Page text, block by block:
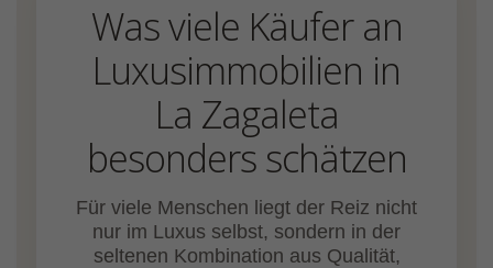
Was viele Käufer an
Luxusimmobilien in
La Zagaleta
besonders schätzen
Für viele Menschen liegt der Reiz nicht
nur im Luxus selbst, sondern in der
seltenen Kombination aus Qualität,